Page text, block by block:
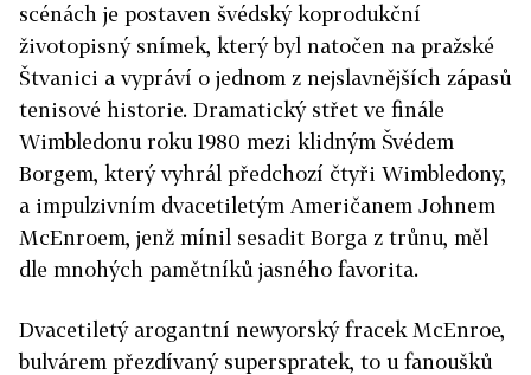
scénách je postaven švédský koprodukční
životopisný snímek, který byl natočen na pražské
Štvanici a vypráví o jednom z nejslavnějších zápasů
tenisové historie. Dramatický střet ve finále
Wimbledonu roku 1980 mezi klidným Švédem
Borgem, který vyhrál předchozí čtyři Wimbledony,
a impulzivním dvacetiletým Američanem Johnem
McEnroem, jenž mínil sesadit Borga z trůnu, měl
dle mnohých pamětníků jasného favorita.
Dvacetiletý arogantní newyorský fracek McEnroe,
bulvárem přezdívaný superspratek, to u fanoušků